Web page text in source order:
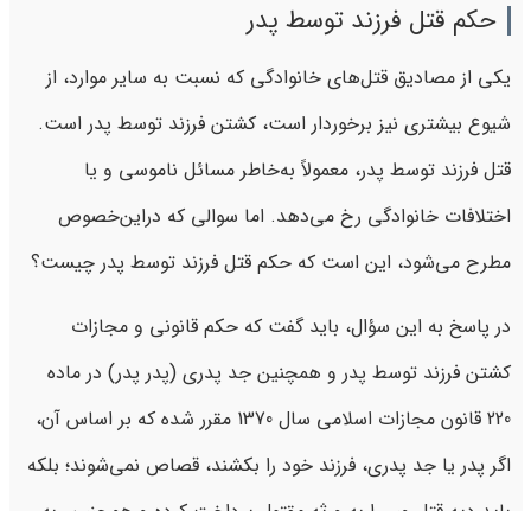
حکم قتل فرزند توسط پدر
یکی از مصادیق قتل‌های خانوادگی که نسبت به سایر موارد، از
شیوع بیشتری نیز برخوردار است، کشتن فرزند توسط پدر است.
قتل فرزند توسط پدر، معمولاً به‌خاطر مسائل ناموسی و یا
اختلافات خانوادگی رخ می‌دهد. اما سوالی که دراین‌خصوص
مطرح می‌شود، این است که حکم قتل فرزند توسط پدر چیست؟
در پاسخ به این سؤال، باید گفت که حکم قانونی و مجازات
کشتن فرزند توسط پدر و همچنین جد پدری (پدر پدر) در ماده
220 قانون مجازات اسلامی سال 1370 مقرر شده که بر اساس آن،
اگر پدر یا جد پدری، فرزند خود را بکشند، قصاص نمی‌شوند؛ بلکه